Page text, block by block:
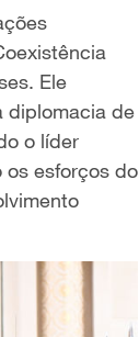
Ele
diplomacia de
o líder
os esforços do